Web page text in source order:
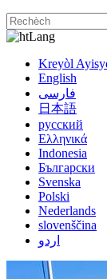
Lang
Kreyòl
English
فارسی
日本語
русский
Ελληνικά
Indonesia
Български
Svenska
Polski
Nederlands
slovenščina
اردو